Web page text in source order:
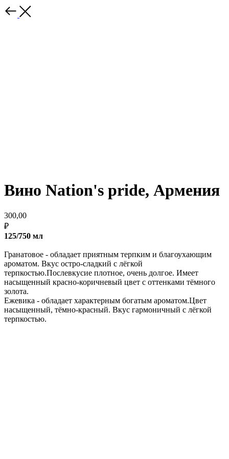
Вино Nation's pride, Армения
300,00
₽
125/750 мл
Гранатовое - обладает приятным терпким и благоухающим
ароматом. Вкус остро-сладкий с лёгкой
терпкостью.Послевкусие плотное, очень долгое. Имеет
насыщенный красно-коричневый цвет с оттенками тёмного
золота.
Ежевика - обладает характерным богатым ароматом.Цвет
насыщенный, тёмно-красный. Вкус гармоничный с лёгкой
терпкостью.